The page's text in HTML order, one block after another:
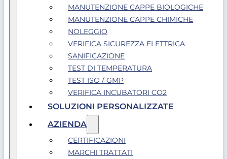
MANUTENZIONE CAPPE BIOLOGICHE
MANUTENZIONE CAPPE CHIMICHE
NOLEGGIO
VERIFICA SICUREZZA ELETTRICA
SANIFICAZIONE
TEST DI TEMPERATURA
TEST ISO / GMP
VERIFICA INCUBATORI CO2
SOLUZIONI PERSONALIZZATE
AZIENDA
CERTIFICAZIONI
MARCHI TRATTATI